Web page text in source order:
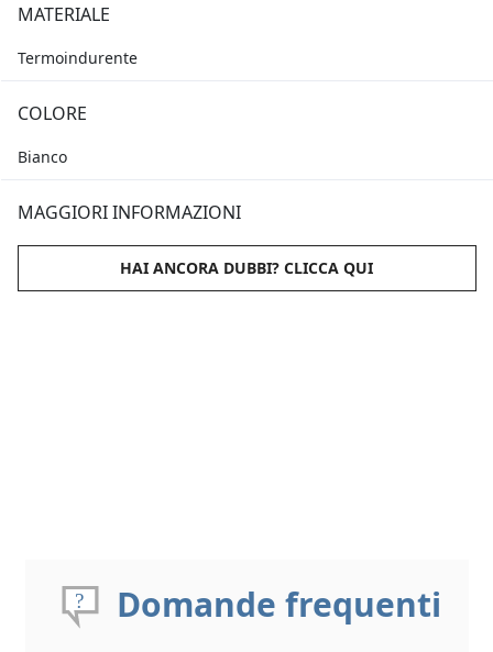
MATERIALE
Termoindurente
COLORE
Bianco
MAGGIORI INFORMAZIONI
HAI ANCORA DUBBI? CLICCA QUI
Domande frequenti